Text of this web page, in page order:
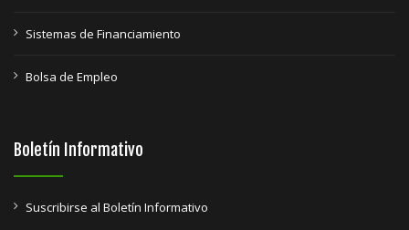
Sistemas de Financiamiento
Bolsa de Empleo
Boletín Informativo
Suscribirse al Boletín Informativo